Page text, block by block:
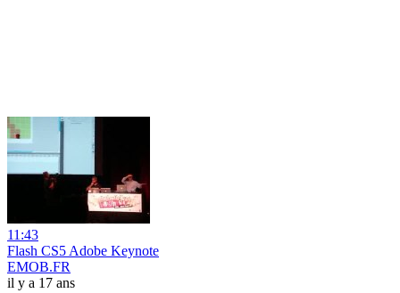
11:43
Flash CS5 Adobe Keynote
EMOB.FR
il y a 17 ans